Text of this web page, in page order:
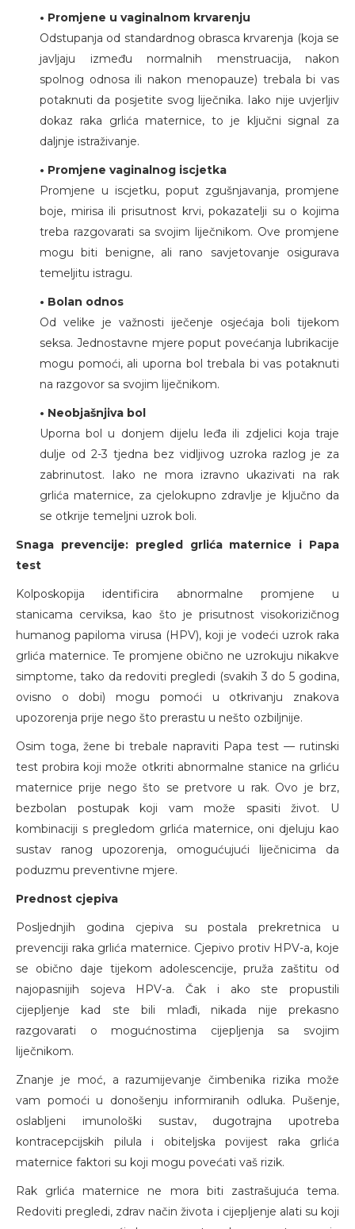
• Promjene u vaginalnom krvarenju
Odstupanja od standardnog obrasca krvarenja (koja se
javljaju između normalnih menstruacija, nakon
spolnog odnosa ili nakon menopauze) trebala bi vas
potaknuti da posjetite svog liječnika. Iako nije uvjerljiv
dokaz raka grlića maternice, to je ključni signal za
daljnje istraživanje.
• Promjene vaginalnog iscjetka
Promjene u iscjetku, poput zgušnjavanja, promjene
boje, mirisa ili prisutnost krvi, pokazatelji su o kojima
treba razgovarati sa svojim liječnikom. Ove promjene
mogu biti benigne, ali rano savjetovanje osigurava
temeljitu istragu.
• Bolan odnos
Od velike je važnosti iječenje osjećaja boli tijekom
seksa. Jednostavne mjere poput povećanja lubrikacije
mogu pomoći, ali uporna bol trebala bi vas potaknuti
na razgovor sa svojim liječnikom.
• Neobjašnjiva bol
Uporna bol u donjem dijelu leđa ili zdjelici koja traje
dulje od 2-3 tjedna bez vidljivog uzroka razlog je za
zabrinutost. Iako ne mora izravno ukazivati na rak
grlića maternice, za cjelokupno zdravlje je ključno da
se otkrije temeljni uzrok boli.
Snaga prevencije: pregled grlića maternice i Papa
test
Kolposkopija identificira abnormalne promjene u
stanicama cerviksa, kao što je prisutnost visokorizičnog
humanog papiloma virusa (HPV), koji je vodeći uzrok raka
grlića maternice. Te promjene obično ne uzrokuju nikakve
simptome, tako da redoviti pregledi (svakih 3 do 5 godina,
ovisno o dobi) mogu pomoći u otkrivanju znakova
upozorenja prije nego što prerastu u nešto ozbiljnije.
Osim toga, žene bi trebale napraviti Papa test — rutinski
test probira koji može otkriti abnormalne stanice na grliću
maternice prije nego što se pretvore u rak. Ovo je brz,
bezbolan postupak koji vam može spasiti život. U
kombinaciji s pregledom grlića maternice, oni djeluju kao
sustav ranog upozorenja, omogućujući liječnicima da
poduzmu preventivne mjere.
Prednost cjepiva
Posljednjih godina cjepiva su postala prekretnica u
prevenciji raka grlića maternice. Cjepivo protiv HPV-a, koje
se obično daje tijekom adolescencije, pruža zaštitu od
najopasnijih sojeva HPV-a. Čak i ako ste propustili
cijepljenje kad ste bili mlađi, nikada nije prekasno
razgovarati o mogućnostima cijepljenja sa svojim
liječnikom.
Znanje je moć, a razumijevanje čimbenika rizika može
vam pomoći u donošenju informiranih odluka. Pušenje,
oslabljeni imunološki sustav, dugotrajna upotreba
kontracepcijskih pilula i obiteljska povijest raka grlića
maternice faktori su koji mogu povećati vaš rizik.
Rak grlića maternice ne mora biti zastrašujuća tema.
Redoviti pregledi, zdrav način života i cijepljenje alati su koji